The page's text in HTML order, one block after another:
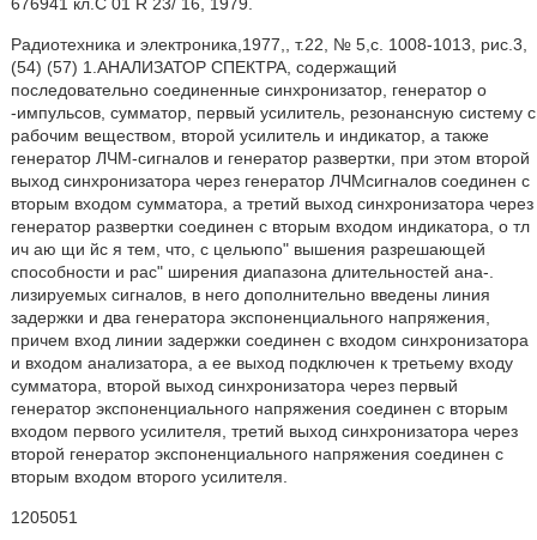
Радиотехника и электроника,1977,, т.22, № 5,с. 1008-1013, рис.3,
(54) (57) 1.АНАЛИЗАТОР СПЕКТРА, содержащий
последовательно соединенные синхронизатор, генератор о
-импульсов, сумматор, первый усилитель, резонансную систему с
рабочим веществом, второй усилитель и индикатор, а также
генератор ЛЧМ-сигналов и генератор развертки, при этом второй
выход синхронизатора через генератор ЛЧМсигналов соединен с
вторым входом сумматора, а третий выход синхронизатора через
генератор развертки соединен с вторым входом индикатора, о тл
ич аю щи йс я тем, что, с цельюпо" вышения разрешающей
способности и рас" ширения диапазона длительностей ана-.
лизируемых сигналов, в него дополнительно введены линия
задержки и два генератора экспоненциального напряжения,
причем вход линии задержки соединен с входом синхронизатора
и входом анализатора, а ее выход подключен к третьему входу
сумматора, второй выход синхронизатора через первый
генератор экспоненциального напряжения соединен с вторым
входом первого усилителя, третий выход синхронизатора через
второй генератор экспоненциального напряжения соединен с
вторым входом второго усилителя.
1205051